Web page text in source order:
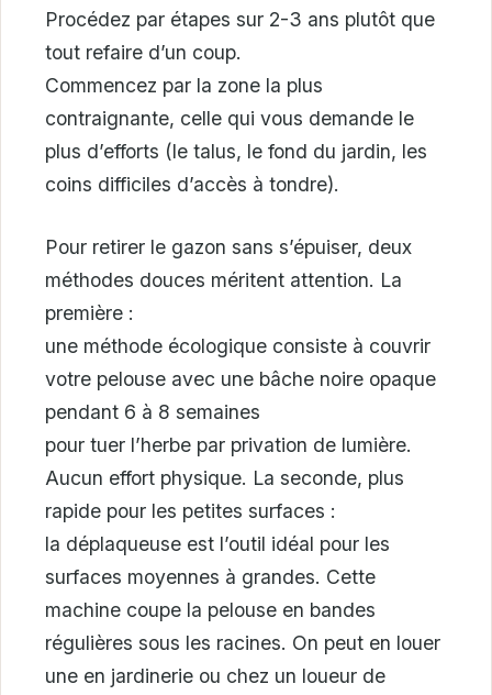
Procédez par étapes sur 2-3 ans plutôt que
tout refaire d’un coup.
Commencez par la zone la plus
contraignante, celle qui vous demande le
plus d’efforts (le talus, le fond du jardin, les
coins difficiles d’accès à tondre).
Pour retirer le gazon sans s’épuiser, deux
méthodes douces méritent attention. La
première :
une méthode écologique consiste à couvrir
votre pelouse avec une bâche noire opaque
pendant 6 à 8 semaines
pour tuer l’herbe par privation de lumière.
Aucun effort physique. La seconde, plus
rapide pour les petites surfaces :
la déplaqueuse est l’outil idéal pour les
surfaces moyennes à grandes. Cette
machine coupe la pelouse en bandes
régulières sous les racines. On peut en louer
une en jardinerie ou chez un loueur de